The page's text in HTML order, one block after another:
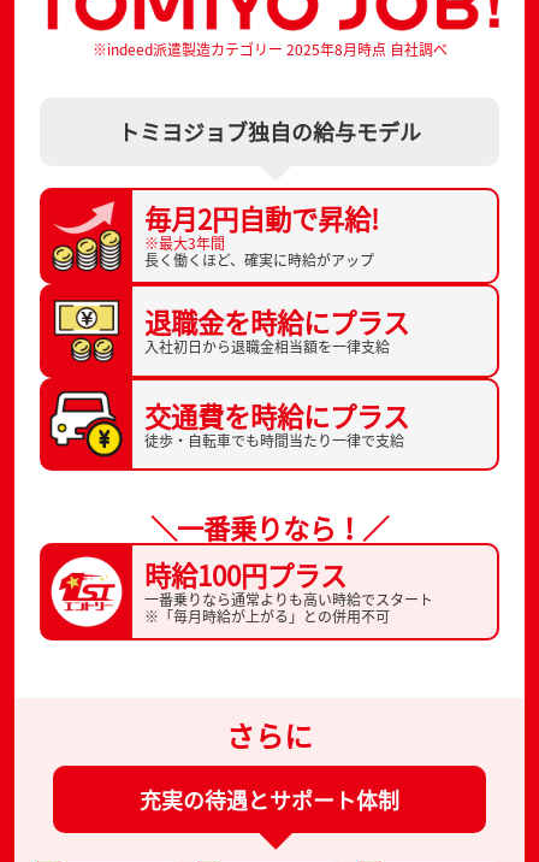
※indeed派遣製造カテゴリー 2025年8月時点 自社調べ
トミヨジョブ独自の給与モデル
毎月2円自動で昇給!
※最大3年間
長く働くほど、 確実に時給がアップ
退職金を時給にプラス
入社初日から退職金相当額を一律支給
交通費を時給にプラス
徒歩・自転車でも時間当たり一律で支給
＼一番乗りなら！／
時給100円プラス
一番乗りなら通常よりも高い時給でスタート
※「毎月時給が上がる」との併用不可
さらに
充実の待遇とサポート体制